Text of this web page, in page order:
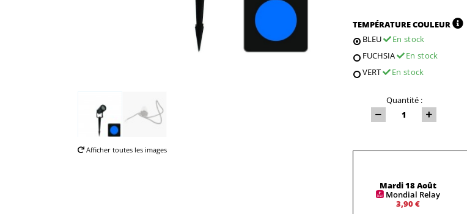
Afficher toutes les images
TEMPÉRATURE COULEUR
BLEU
En stock
FUCHSIA
En stock
VERT
En stock
Quantité :
Mardi 18 Août
Mondial Relay
3,90 €